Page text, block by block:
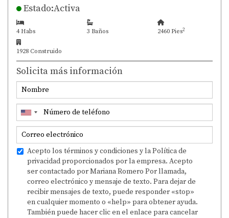
Estado:Activa
4 Habs 3 Baños 2460 Pies2
1928 Construido
Solicita más información
Acepto los términos y condiciones y la Política de
privacidad proporcionados por la empresa. Acepto
ser contactado por Mariana Romero Por llamada,
correo electrónico y mensaje de texto. Para dejar de
recibir mensajes de texto, puede responder «stop»
en cualquier momento o «help» para obtener ayuda.
También puede hacer clic en el enlace para cancelar